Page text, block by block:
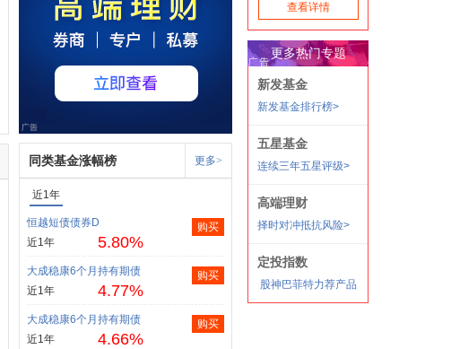
同类基金涨幅榜 更多>
近1年
恒越短债债券D
近1年
5.80%
购买
大成稳康6个月持有期债
近1年
4.77%
购买
大成稳康6个月持有期债
近1年
4.66%
购买